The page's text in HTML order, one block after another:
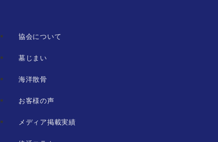
協会について
墓じまい
海洋散骨
お客様の声
メディア掲載実績